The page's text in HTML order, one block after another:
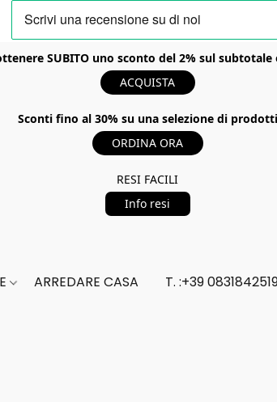
SUBITO uno sconto del 2% sul
ACQUISTA
Sconti fino al 30% su una selezione di prodotti
ORDINA ORA
RESI FACILI
Info resi
ARREDARE CASA T. :+39